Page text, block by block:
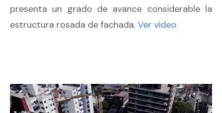
presenta un grado de avance considerable la
estructura rosada de fachada. Ver video